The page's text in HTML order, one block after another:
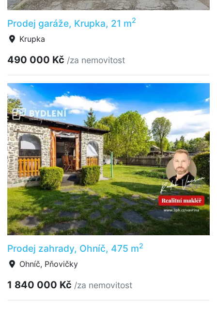
Prodej garáže, Krupka, 21 m2
Krupka
490 000 Kč /za nemovitost
Prodej zahrady, Ohníč, 475 m2
Ohníč, Pňovičky
1 840 000 Kč /za nemovitost